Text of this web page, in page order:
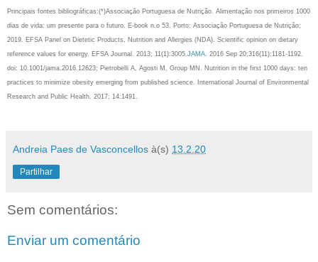
Principais fontes bibliográficas:(*)Associação Portuguesa de Nutrição. Alimentação nos primeiros 1000
dias de vida: um presente para o futuro. E-book n.o 53. Porto: Associação Portuguesa de Nutrição;
2019. EFSA Panel on Dietetic Products, Nutrition and Allergies (NDA). Scientific opinion on dietary
reference values for energy. EFSA Journal. 2013; 11(1):3005. JAMA. 2016 Sep 20;316(11):1181-1192.
doi: 10.1001/jama.2016.12623; Pietrobelli A, Agosti M, Group MN. Nutrition in the first 1000 days: ten
practices to minimize obesity emerging from published science. International Journal of Environmental
Research and Public Health. 2017; 14:1491.
Andreia Paes de Vasconcellos à(s) 13.2.20
Partilhar
Sem comentários:
Enviar um comentário